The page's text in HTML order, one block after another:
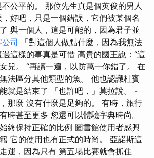
公平的。 那位先生真是個英俊的男人
好吧，只是一個錯誤，它們被某個名
與一個人，這是可能的，因為君子並
司 「對這個人做點什麼，因為我無法
這樣的事真是可惜 高貴的國王說：“這
兒。 “再讀一遍，以防萬一你錯了。 在
法區分其他類型的魚。 他也認識杜賓
就是結束了 「也許吧，」莫拉說。 -
那麼 沒有什麼是足夠的。 有時，旅行
時甚至更多 您還可以體驗字典時尚。
終保持正確的比例 圖書館使用者感興
它的使用也有正式的時尚。 亞諾斯這
運，因為只有 第五場比賽就會抓住